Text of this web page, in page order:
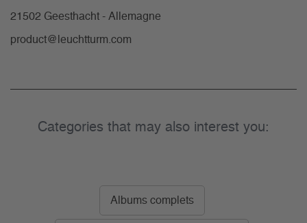
21502 Geesthacht - Allemagne
product@leuchtturm.com
Categories that may also interest you:
Albums complets